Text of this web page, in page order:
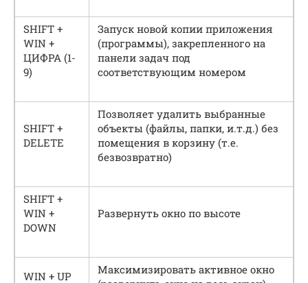
SHIFT +
WIN +
ЦИФРА (1-
9)
Запуск новой копии приложения
(программы), закрепленного на
панели задач под
соответствующим номером
SHIFT +
DELETE
Позволяет удалить выбранные
объекты (файлы, папки, и.т.д.) без
помещения в корзину (т.е.
безвозвратно)
SHIFT +
WIN +
DOWN
Развернуть окно по высоте
WIN + UP
Максимизировать активное окно